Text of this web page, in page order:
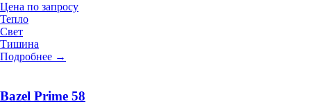
Цена по запросу
Тепло
Свет
Тишина
Подробнее →
Bazel Prime 58